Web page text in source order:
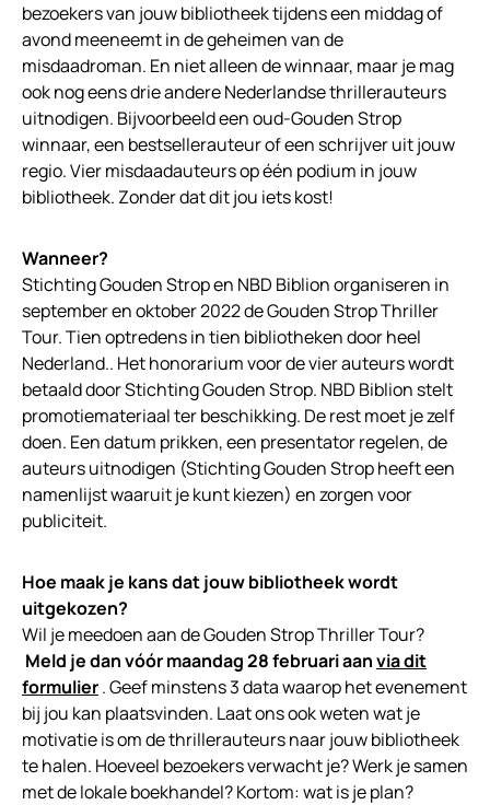
bezoekers van jouw bibliotheek tijdens een middag of
avond meeneemt in de geheimen van de
misdaadroman. En niet alleen de winnaar, maar je mag
ook nog eens drie andere Nederlandse thrillerauteurs
uitnodigen. Bijvoorbeeld een oud-Gouden Strop
winnaar, een bestsellerauteur of een schrijver uit jouw
regio. Vier misdaadauteurs op één podium in jouw
bibliotheek. Zonder dat dit jou iets kost!
Wanneer?
Stichting Gouden Strop en NBD Biblion organiseren in
september en oktober 2022 de Gouden Strop Thriller
Tour. Tien optredens in tien bibliotheken door heel
Nederland.. Het honorarium voor de vier auteurs wordt
betaald door Stichting Gouden Strop. NBD Biblion stelt
promotiemateriaal ter beschikking. De rest moet je zelf
doen. Een datum prikken, een presentator regelen, de
auteurs uitnodigen (Stichting Gouden Strop heeft een
namenlijst waaruit je kunt kiezen) en zorgen voor
publiciteit.
Hoe maak je kans dat jouw bibliotheek wordt
uitgekozen?
Wil je meedoen aan de Gouden Strop Thriller Tour?
Meld je dan vóór maandag 28 februari aanvia dit
formulier. Geef minstens 3 data waarop het evenement
bij jou kan plaatsvinden. Laat ons ook weten wat je
motivatie is om de thrillerauteurs naar jouw bibliotheek
te halen. Hoeveel bezoekers verwacht je? Werk je samen
met de lokale boekhandel? Kortom: wat is je plan?